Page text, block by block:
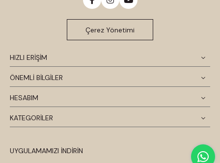
HIZLI ERİŞİM
ÖNEMLİ BİLGİLER
HESABIM
KATEGORİLER
UYGULAMAMIZI İNDİRİN
Çerez Yönetimi